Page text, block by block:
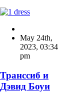
May 24th,
2023, 03:34
pm
Транссиб и
Дэвид Боуи